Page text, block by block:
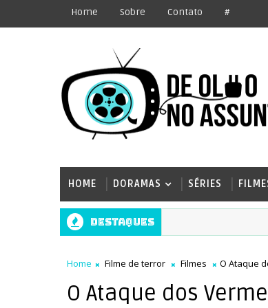
Home Sobre Contato #
HOME DORAMAS SÉRIES
Destaques
Home Filme de terror Filmes O Ataque
O Ataque dos